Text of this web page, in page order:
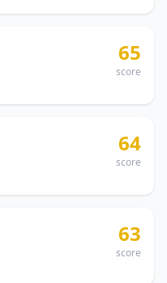
65
score
64
score
63
score